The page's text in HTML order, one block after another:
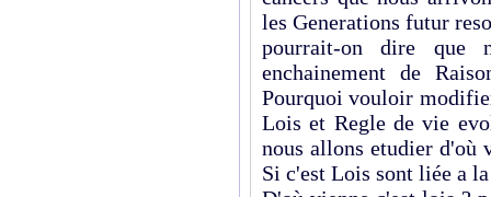
les Generations futur
pourrait-on dire que
enchainement de
Pourquoi vouloir
Lois et Regle de vie
nous allons etudier d'où
Si c'est Lois sont liée a